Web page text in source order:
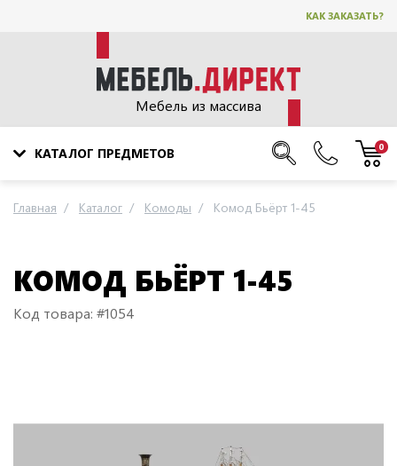
КАК ЗАКАЗАТЬ?
Мебель из массива
КАТАЛОГ ПРЕДМЕТОВ 0
Главная Каталог Комоды Комод Бьёрт 1-45
КОМОД БЬЁРТ 1-45
Код товара: #1054